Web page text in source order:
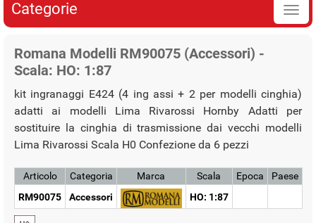
Categorie
Romana Modelli RM90075 (Accessori) -
Scala: HO: 1:87
kit ingranaggi E424 (4 ing assi + 2 per modelli cinghia)
adatti ai modelli Lima Rivarossi Hornby Adatti per
sostituire la cinghia di trasmissione dai vecchi modelli
Lima Rivarossi Scala H0 Confezione da 6 pezzi
Articolo
RM90075
Categoria
Accessori
Marca
Scala
HO: 1:87
Epoca Paese